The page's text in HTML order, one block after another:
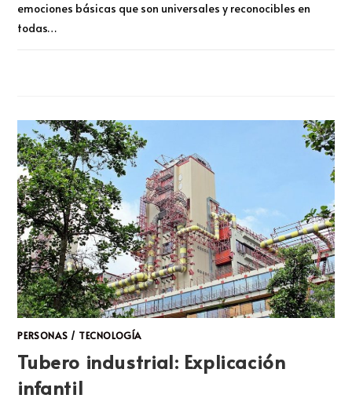
emociones básicas que son universales y reconocibles en
todas…
PERSONAS / TECNOLOGÍA
Tubero industrial: Explicación
infantil